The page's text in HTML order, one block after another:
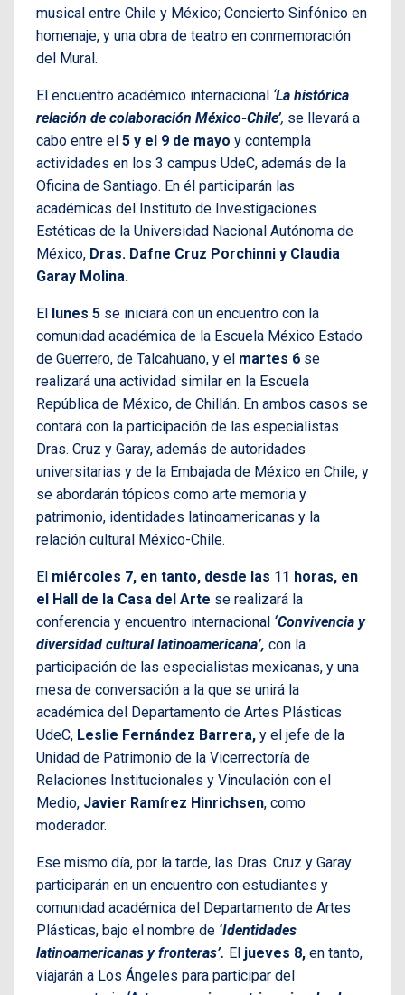
musical entre Chile y México; Concierto Sinfónico en
homenaje, y una obra de teatro en conmemoración
del Mural.
El encuentro académico internacional ‘La histórica
relación de colaboración México-Chile’, se llevará a
cabo entre el 5 y el 9 de mayo y contempla
actividades en los 3 campus UdeC, además de la
Oficina de Santiago. En él participarán las
académicas del Instituto de Investigaciones
Estéticas de la Universidad Nacional Autónoma de
México, Dras. Dafne Cruz Porchinni y Claudia
Garay Molina.
El lunes 5 se iniciará con un encuentro con la
comunidad académica de la Escuela México Estado
de Guerrero, de Talcahuano, y el martes 6 se
realizará una actividad similar en la Escuela
República de México, de Chillán. En ambos casos se
contará con la participación de las especialistas
Dras. Cruz y Garay, además de autoridades
universitarias y de la Embajada de México en Chile, y
se abordarán tópicos como arte memoria y
patrimonio, identidades latinoamericanas y la
relación cultural México-Chile.
El miércoles 7, en tanto, desde las 11 horas, en
el Hall de la Casa del Arte se realizará la
conferencia y encuentro internacional ‘Convivencia y
diversidad cultural latinoamericana’, con la
participación de las especialistas mexicanas, y una
mesa de conversación a la que se unirá la
académica del Departamento de Artes Plásticas
UdeC, Leslie Fernández Barrera, y el jefe de la
Unidad de Patrimonio de la Vicerrectoría de
Relaciones Institucionales y Vinculación con el
Medio, Javier Ramírez Hinrichsen, como
moderador.
Ese mismo día, por la tarde, las Dras. Cruz y Garay
participarán en un encuentro con estudiantes y
comunidad académica del Departamento de Artes
Plásticas, bajo el nombre de ‘Identidades
latinoamericanas y fronteras’. El jueves 8, en tanto,
viajarán a Los Ángeles para participar del